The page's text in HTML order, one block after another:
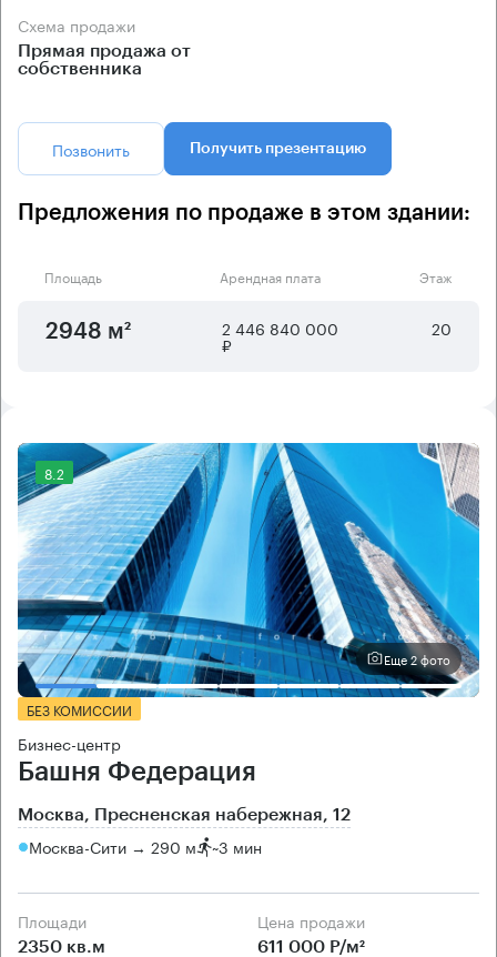
Схема продажи
Прямая продажа от
собственника
Позвонить Получить презентацию
Предложения по продаже в этом здании:
Площадь Арендная плата Этаж
2948 м² 2 446 840 000
₽
20
8.2
Еще 2 фото
БЕЗ КОМИССИИ
Бизнес-центр
Башня Федерация
Москва, Пресненская набережная, 12
Москва-Сити → 290 м ~3 мин
Площади
2350 кв.м
Цена продажи
611 000 Р/м²